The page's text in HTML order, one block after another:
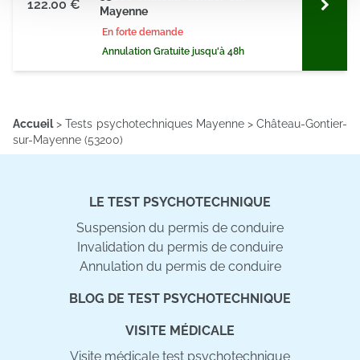
partageons également des informations sur l'utilisation de
notre site avec nos partenaires de médias sociaux, de
publicité et d'analyse, qui peuvent combiner celles-ci
avec d'autres informations que vous leur avez fournies
122.00 €
Mayenne
En forte demande
Annulation Gratuite jusqu'à 48h
Accueil>Tests psychotechniques Mayenne>Château-Gontier-
sur-Mayenne (53200)
LE TEST PSYCHOTECHNIQUE
Suspension du permis de conduire
Invalidation du permis de conduire
Annulation du permis de conduire
BLOG DE TEST PSYCHOTECHNIQUE
VISITE MÉDICALE
Visite médicale test psychotechnique